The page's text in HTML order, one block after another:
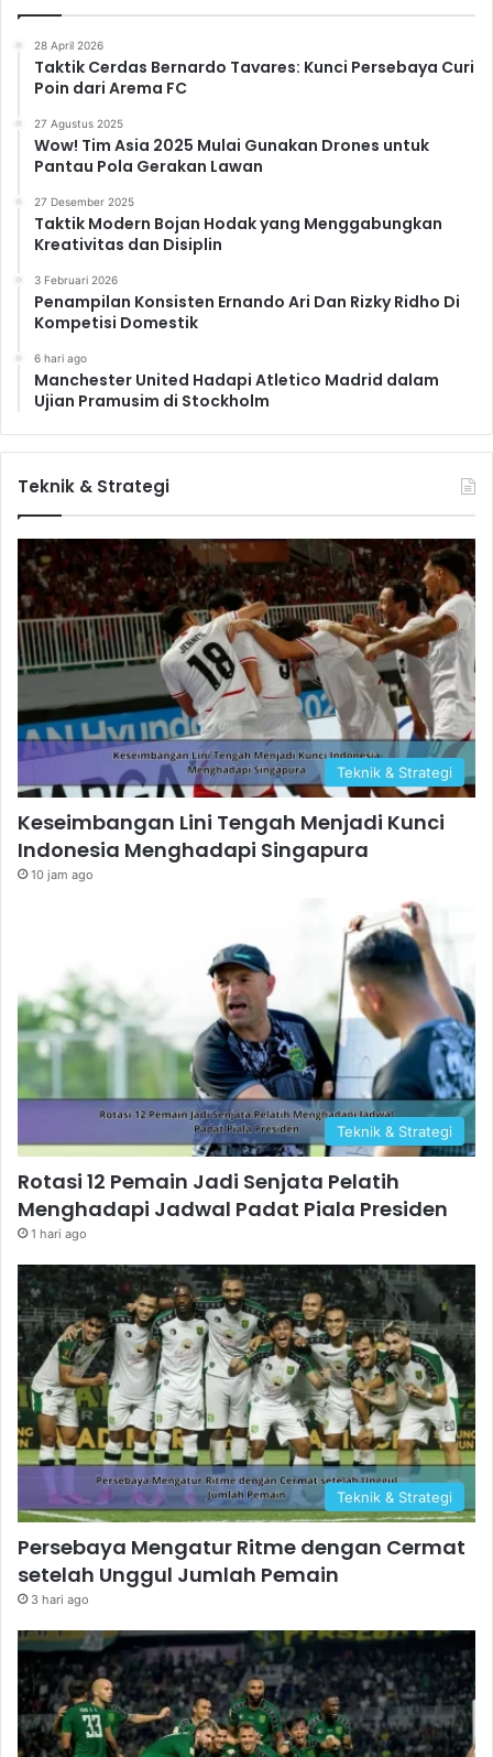
28 April 2026
Taktik Cerdas Bernardo Tavares: Kunci Persebaya Curi
Poin dari Arema FC
27 Agustus 2025
Wow! Tim Asia 2025 Mulai Gunakan Drones untuk
Pantau Pola Gerakan Lawan
27 Desember 2025
Taktik Modern Bojan Hodak yang Menggabungkan
Kreativitas dan Disiplin
3 Februari 2026
Penampilan Konsisten Ernando Ari Dan Rizky Ridho Di
Kompetisi Domestik
6 hari ago
Manchester United Hadapi Atletico Madrid dalam
Ujian Pramusim di Stockholm
Teknik & Strategi
Teknik & Strategi
Keseimbangan Lini Tengah Menjadi Kunci
Indonesia Menghadapi Singapura
10 jam ago
Teknik & Strategi
Rotasi 12 Pemain Jadi Senjata Pelatih
Menghadapi Jadwal Padat Piala Presiden
1 hari ago
Teknik & Strategi
Persebaya Mengatur Ritme dengan Cermat
setelah Unggul Jumlah Pemain
3 hari ago